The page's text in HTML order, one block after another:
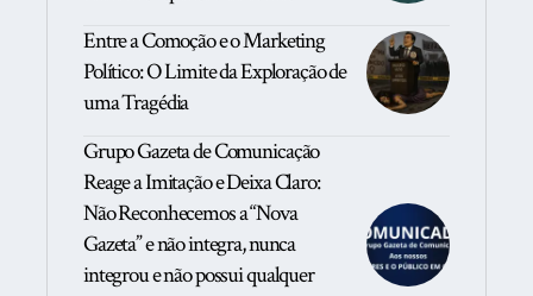
Entre a Comoção e o Marketing
Político: O Limite da Exploração de
uma Tragédia
Grupo Gazeta de Comunicação
Reage a Imitação e Deixa Claro:
Não Reconhecemos a “Nova
Gazeta” e não integra, nunca
integrou e não possui qualquer